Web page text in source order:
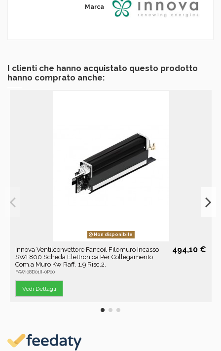
Marca
I clienti che hanno acquistato questo prodotto
hanno comprato anche:
Non disponibile
Innova Ventilconvettore Fancoil Filomuro Incasso
SWI 800 Scheda Elettronica Per Collegamento
Com.a Muro Kw Raff. 1.9 Risc.2.
FAWI08D01II-0P00
494,10 €
Vedi Dettagli